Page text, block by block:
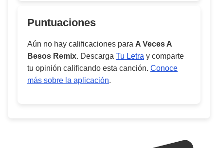
Puntuaciones
Aún no hay calificaciones para A Veces A
Besos Remix. Descarga Tu Letra y comparte
tu opinión calificando esta canción. Conoce
más sobre la aplicación.